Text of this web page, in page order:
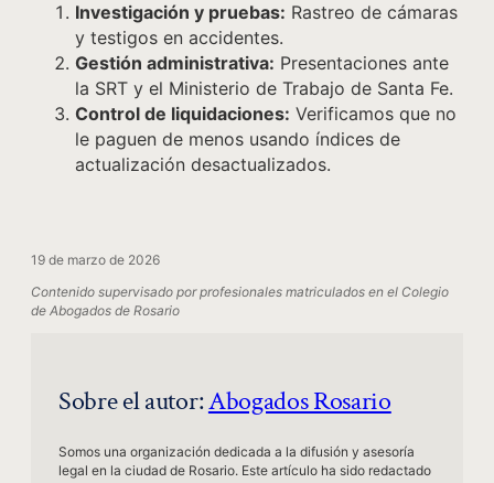
Investigación y pruebas: Rastreo de cámaras
y testigos en accidentes.
Gestión administrativa: Presentaciones ante
la SRT y el Ministerio de Trabajo de Santa Fe.
Control de liquidaciones: Verificamos que no
le paguen de menos usando índices de
actualización desactualizados.
19 de marzo de 2026
Contenido supervisado por profesionales matriculados en el Colegio
de Abogados de Rosario
Sobre el autor:Abogados Rosario
Somos una organización dedicada a la difusión y asesoría
legal en la ciudad de Rosario. Este artículo ha sido redactado